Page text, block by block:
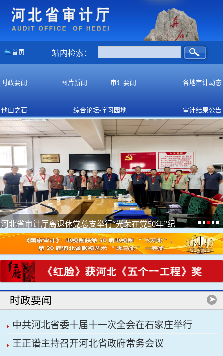
首页 站内检索：
时政要闻 图片新闻 审计要闻 各地审计动态
他山之石 综合论坛-学习园地 审计结果公告
河北省审计厅离退休党总支举行“光荣在党50年”纪
念章颁...
时政要闻
中共河北省委十届十一次全会在石家庄举行
王正谱主持召开河北省政府常务会议